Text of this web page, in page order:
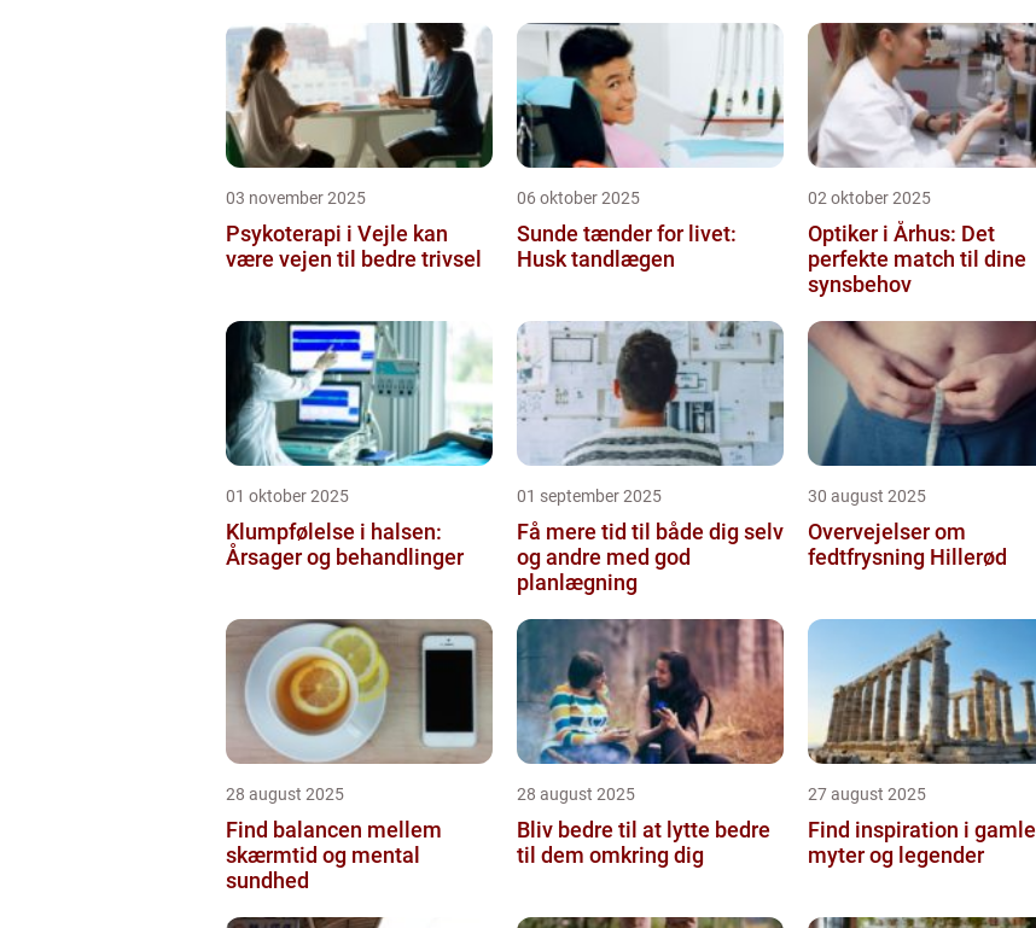
03 november 2025
Psykoterapi i Vejle kan
være vejen til bedre trivsel
06 oktober 2025
Sunde tænder for livet:
Husk tandlægen
02 oktober 2025
Optiker i Århus: Det
perfekte match til dine
synsbehov
01 oktober 2025
Klumpfølelse i halsen:
Årsager og behandlinger
01 september 2025
Få mere tid til både dig selv
og andre med god
planlægning
30 august 2025
Overvejelser om
fedtfrysning Hillerød
28 august 2025
Find balancen mellem
skærmtid og mental
sundhed
28 august 2025
Bliv bedre til at lytte bedre
til dem omkring dig
27 august 2025
Find inspiration i gamle
myter og legender